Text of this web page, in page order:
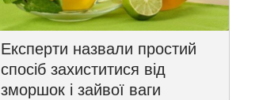
Експерти назвали простий
спосіб захиститися від
зморшок і зайвої ваги